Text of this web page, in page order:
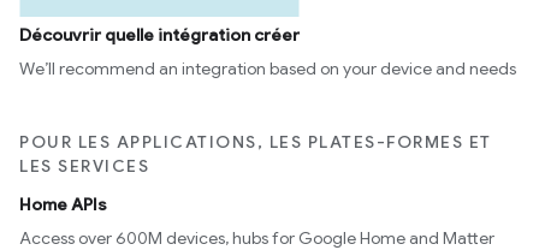
Découvrir quelle intégration créer
We’ll recommend an integration based on your device and needs
POUR LES APPLICATIONS, LES PLATES-FORMES ET
LES SERVICES
Home APIs
Access over 600M devices, hubs for Google Home and Matter